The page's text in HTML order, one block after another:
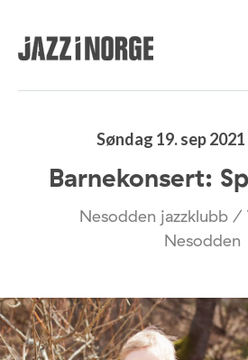
Søndag 19. sep
Barnekonsert:
Nesodden jazzklubb /
Nesodden